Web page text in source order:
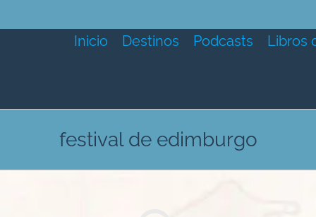
Inicio Destinos Podcasts Libros
festival de edimburgo